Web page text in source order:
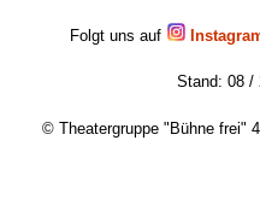
Folgt uns auf
Stand: 08 /
© Theatergruppe "Bühne frei"